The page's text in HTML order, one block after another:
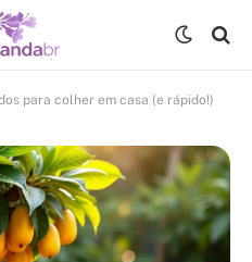
para colher em casa (e rápido!)